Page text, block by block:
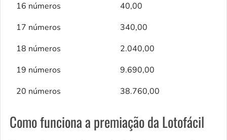
16 números
40,00
17 números
340,00
18 números
2.040,00
19 números
9.690,00
20 números
38.760,00
Como funciona a premiação da Lotofácil